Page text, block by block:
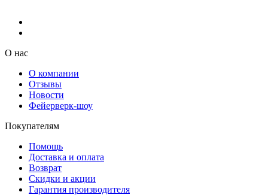
О нас
О компании
Отзывы
Новости
Фейерверк-шоу
Покупателям
Помощь
Доставка и оплата
Возврат
Скидки и акции
Гарантия производителя